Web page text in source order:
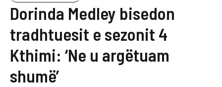
Dorinda Medley bisedon
tradhtuesit e sezonit 4
Kthimi: ‘Ne u argëtuam
shumë’